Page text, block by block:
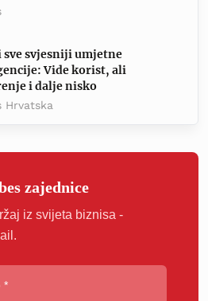
svjesniji umjetne
Vide korist, ali
i dalje nisko
Hrvatska
zajednice
iz svijeta biznisa -